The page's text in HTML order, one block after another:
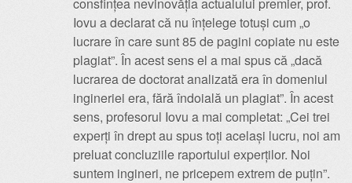
Iovu a declarat că nu înțelege totuși cum „o
lucrare în care sunt 85 de pagini copiate nu este
plagiat”. În acest sens el a mai spus că „dacă
lucrarea de doctorat analizată era în domeniul
ingineriei era, fără îndoială un plagiat”. În acest
sens, profesorul Iovu a mai completat: „Cei trei
experți în drept au spus toți același lucru, noi am
preluat concluziile raportului experților. Noi
suntem ingineri, ne pricepem extrem de puțin”.